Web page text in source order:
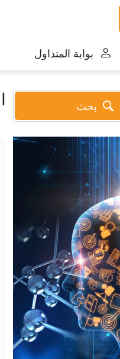
بوابة المتداول
بحث